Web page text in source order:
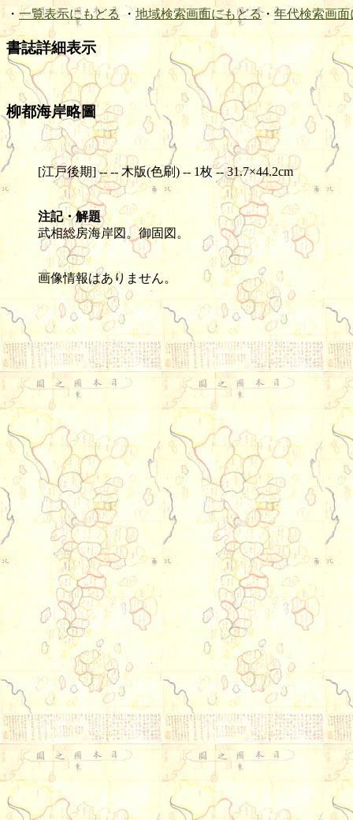
・ 一覧表示にもどる ・ 地域検索画面にもどる・ 年代検索画面
書誌詳細表示
柳都海岸略圖
[江戸後期] -- -- 木版(色刷) -- 1枚 -- 31.7×44.2cm
注記・解題
武相総房海岸図。御固図。
画像情報はありません。